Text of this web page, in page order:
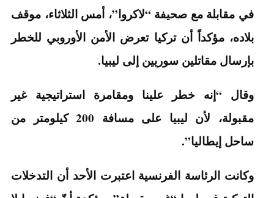
في مقابلة مع صحيفة “لاكروا”، أمس الثلاثاء، موقف
بلاده، مؤكداً أن تركيا تعرض الأمن الأوروبي للخطر
بإرسال مقاتلين سوريين إلى ليبيا.
وقال “إنه خطر علينا ومقامرة استراتيجية غير
مقبولة، لأن ليبيا على مسافة 200 كيلومتر من
ساحل إيطاليا”.
وكانت الرئاسة الفرنسية اعتبرت الأحد أن التدخلات